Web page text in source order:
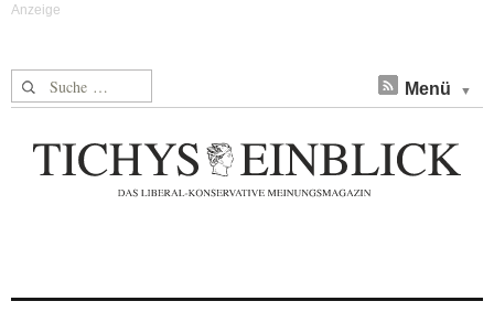
Suche nach: Menü